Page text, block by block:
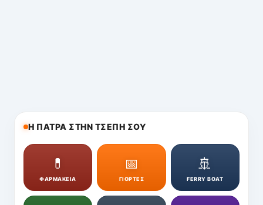
Η ΠΑΤΡΑ ΣΤΗΝ ΤΣΕΠΗ ΣΟΥ
💊
ΦΑΡΜΑΚΕΙΑ
📅
ΓΙΟΡΤΕΣ
🚢
FERRY BOAT